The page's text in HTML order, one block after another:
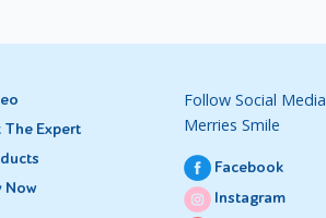
The Expert
Now
Follow Social Media
Merries Smile
Facebook
Instagram